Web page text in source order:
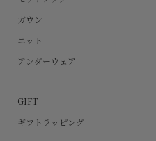
ガウン
ニット
アンダーウェア
GIFT
ギフトラッピング